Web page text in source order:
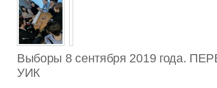
Выборы 8 сентября 2019 года.
УИК